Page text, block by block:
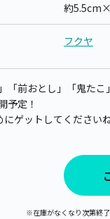
約
フクヤ
「前おとし」「鬼たこ
予定！
ゲットしてください
※在庫がなくなり次第終